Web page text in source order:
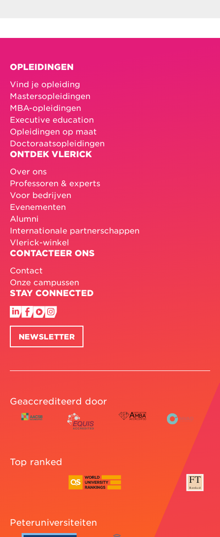
OPLEIDINGEN
Vind je opleiding
Mastersopleidingen
MBA-opleidingen
Executive education
Opleidingen op maat
Doctoraatsopleidingen
ONTDEK VLERICK
Over ons
Professoren & experts
Voor bedrijven
Evenementen
Alumni
Internationale partnerschappen
Vlerick-winkel
CONTACTEER ONS
Contact
Onze campussen
STAY CONNECTED
NEWSLETTER
Geaccrediteerd door
Top ranked
Peteruniversiteiten